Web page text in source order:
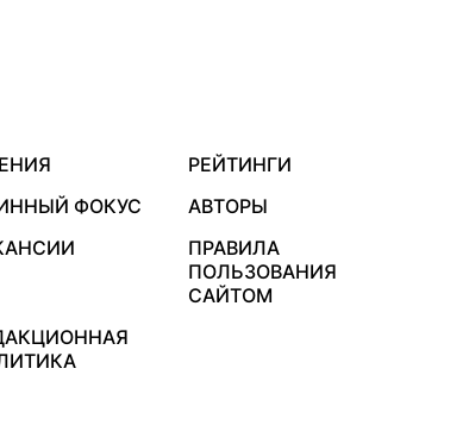
РЕЙТИНГИ
ФОКУС
АВТОРЫ
ПРАВИЛА
ПОЛЬЗОВАНИЯ
САЙТОМ